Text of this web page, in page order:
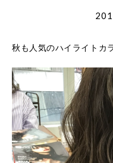
秋も人気のハイライトカ